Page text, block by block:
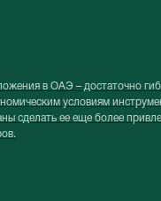
в ОАЭ – достаточно
условиям
сделать ее еще более